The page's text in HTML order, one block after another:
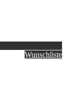
Wunschliste